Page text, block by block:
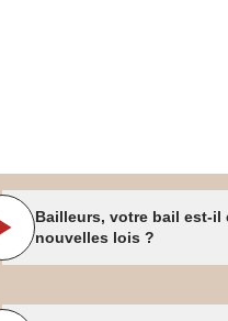
Bailleurs, votre bail est-il
nouvelles lois ?